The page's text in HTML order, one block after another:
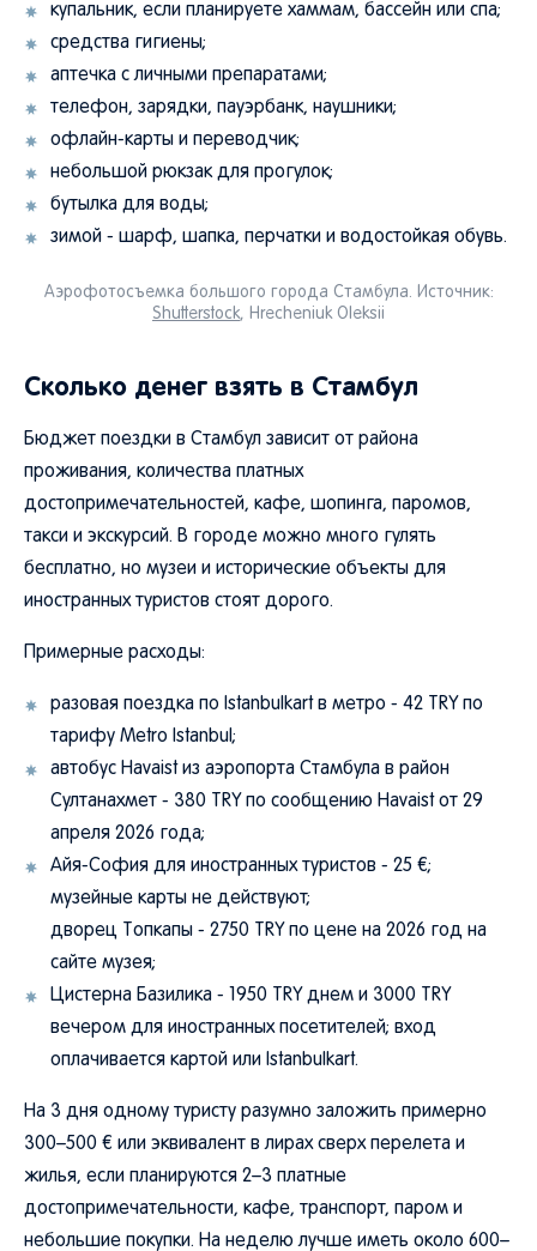
купальник, если планируете хаммам, бассейн или спа;
средства гигиены;
аптечка с личными препаратами;
телефон, зарядки, пауэрбанк, наушники;
офлайн-карты и переводчик;
небольшой рюкзак для прогулок;
бутылка для воды;
зимой - шарф, шапка, перчатки и водостойкая обувь.
Аэрофотосъемка большого города Стамбула. Источник:
Shutterstock, Hrecheniuk Oleksii
Сколько денег взять в Стамбул
Бюджет поездки в Стамбул зависит от района
проживания, количества платных
достопримечательностей, кафе, шопинга, паромов,
такси и экскурсий. В городе можно много гулять
бесплатно, но музеи и исторические объекты для
иностранных туристов стоят дорого.
Примерные расходы:
разовая поездка по Istanbulkart в метро - 42 TRY по
тарифу Metro Istanbul;
автобус Havaist из аэропорта Стамбула в район
Султанахмет - 380 TRY по сообщению Havaist от 29
апреля 2026 года;
Айя-София для иностранных туристов - 25 €;
музейные карты не действуют;
дворец Топкапы - 2750 TRY по цене на 2026 год на
сайте музея;
Цистерна Базилика - 1950 TRY днем и 3000 TRY
вечером для иностранных посетителей; вход
оплачивается картой или Istanbulkart.
На 3 дня одному туристу разумно заложить примерно
300–500 € или эквивалент в лирах сверх перелета и
жилья, если планируются 2–3 платные
достопримечательности, кафе, транспорт, паром и
небольшие покупки. На неделю лучше иметь около 600–